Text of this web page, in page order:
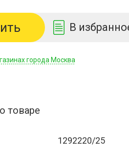
В
города Москва
товаре
1292220/25